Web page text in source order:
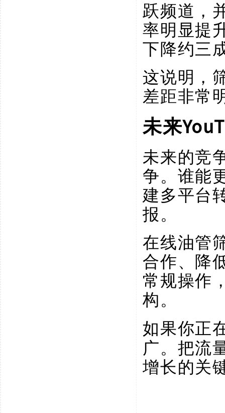
跃频道，
率明显提
下降约三
这说明，
差距非常
未来
未来的竞
争。谁能
建多平台
报。
在线油管
合作、降
常规操作
构。
如果你正
广。把流
增长的关